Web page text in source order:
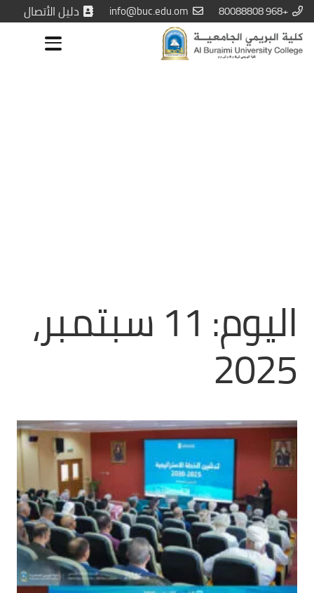
+968 80088808
info@buc.edu.om دليل الأتصال
اليوم: 11 سبتمبر،
2025